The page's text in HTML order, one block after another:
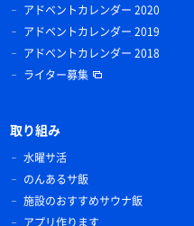
アドベントカレンダー 2020
アドベントカレンダー 2019
アドベントカレンダー 2018
ライター募集
取り組み
水曜サ活
のんあるサ飯
施設のおすすめサウナ飯
アプリ作ります